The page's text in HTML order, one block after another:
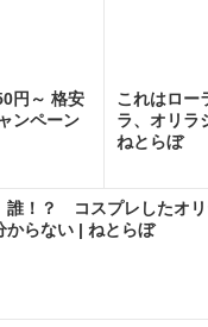
円～ 格安
ンペーン
これはロ
ラ、オリラ
ねとらぼ
誰！？ コスプレしたオ
からない | ねとらぼ